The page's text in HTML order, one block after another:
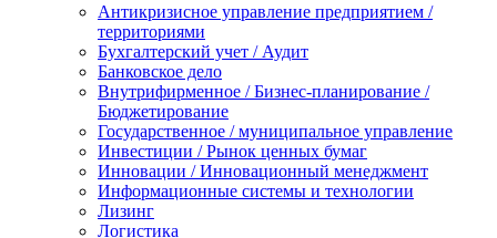
Антикризисное управление предприятием /
территориями
Бухгалтерский учет / Аудит
Банковское дело
Внутрифирменное / Бизнес-планирование /
Бюджетирование
Государственное / муниципальное управление
Инвестиции / Рынок ценных бумаг
Инновации / Инновационный менеджмент
Информационные системы и технологии
Лизинг
Логистика